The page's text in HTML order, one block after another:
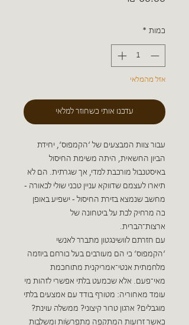
כמות *
אזל מהמלאי
עדכנו אותי כשחוזר למלאי
עבור צוות המבצעים של ‘הקמפוס‘, יחידת
הביון החשאית, היתה משימת החיסול
באיסטנבול מורכבת למדי, אך שגרתית. הם לא
תיארו לעצמם שדווקא עניין טכני שולי לכאורה -
מחשב שנמצא בזירת החיסול - ישפיע באופן
כה מרחיק לכת על ביטחונה של
ארצות־הברית.
עם חזרתם לוושינגטון מתברר לאנשי
‘הקמפוס‘ כי הם מעורבים בעל כורחם ביוזמה
מלחמתית אנטי־אמריקנית מתוחכמת
מאי־פעם. אלא שכמעט בלתי אפשרי לזהות מי
עומד מאחוריה: מטורף בודד עם אמצעים בלתי
מוגבלים? ארגון טרור קיצוני? ממשלה עוינת?
כאשר זרועות המתקפה מתפרשׂות ומשלבות